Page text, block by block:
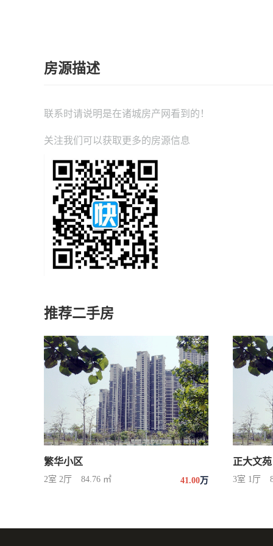
房源描述
联系时请说明是在诸城房产网 看到的！
关注我们可以获取更多的房源信息
推荐二手房
繁华小区
2室 2厅 84.76 ㎡ 41.00万
正大文苑
3室 1厅